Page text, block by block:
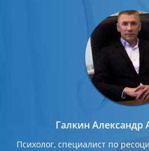
Галкин Александр
Психолог, специалист по